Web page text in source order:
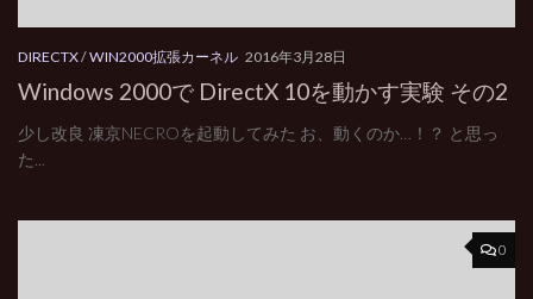
DIRECTX/WIN2000拡張カーネル 2016年3月28日
Windows 2000で DirectX 10を動かす実験 その2
少し改良 凍京NECROを起動してみた お、動くのか…！？ と思っ
た...
0